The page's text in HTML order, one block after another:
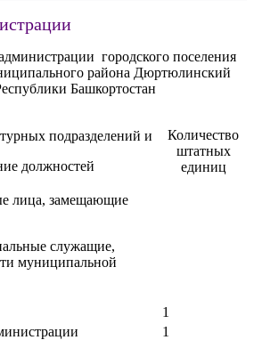
городского поселения
района Дюртюлинский
Башкортостан
подразделений и
должностей
Количество
штатных
единиц
лица, замещающие
служащие,
муниципальной
1
1